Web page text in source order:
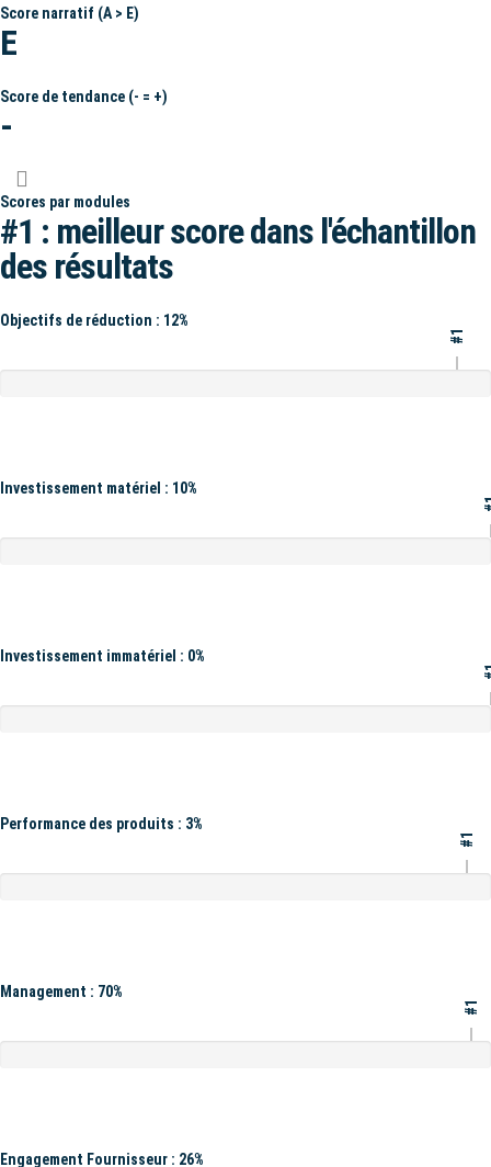
Score narratif (A > E)
E
Score de tendance (- = +)
-
Scores par modules
#1 : meilleur score dans l'échantillon
des résultats
Objectifs de réduction : 12%
#1
Investissement matériel : 10%
Investissement immatériel : 0%
Performance des produits : 3%
#1
Management : 70%
#1
Engagement Fournisseur : 26%